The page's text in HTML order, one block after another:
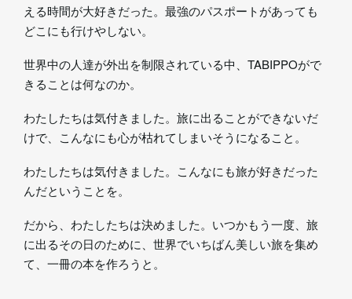
える時間が大好きだった。最強のパスポートがあっても
どこにも行けやしない。
世界中の人達が外出を制限されている中、TABIPPOがで
きることは何なのか。
わたしたちは気付きました。旅に出ることができないだ
けで、こんなにも心が枯れてしまいそうになること。
わたしたちは気付きました。こんなにも旅が好きだった
んだということを。
だから、わたしたちは決めました。いつかもう一度、旅
に出るその日のために、世界でいちばん美しい旅を集め
て、一冊の本を作ろうと。